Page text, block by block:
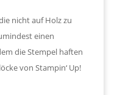
nicht auf Holz zu
einen
die Stempel haften
von Stampin‘ Up!